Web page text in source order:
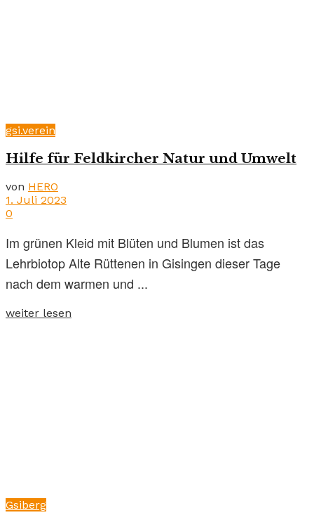
gsi.verein
Hilfe für Feldkircher Natur und Umwelt
von HERO
1. Juli 2023
0
Im grünen Kleid mit Blüten und Blumen ist das
Lehrbiotop Alte Rüttenen in Gisingen dieser Tage
nach dem warmen und ...
weiter lesen
Gsiberg